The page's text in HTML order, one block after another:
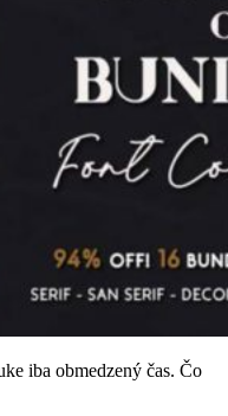
iba obmedzený čas. Čo